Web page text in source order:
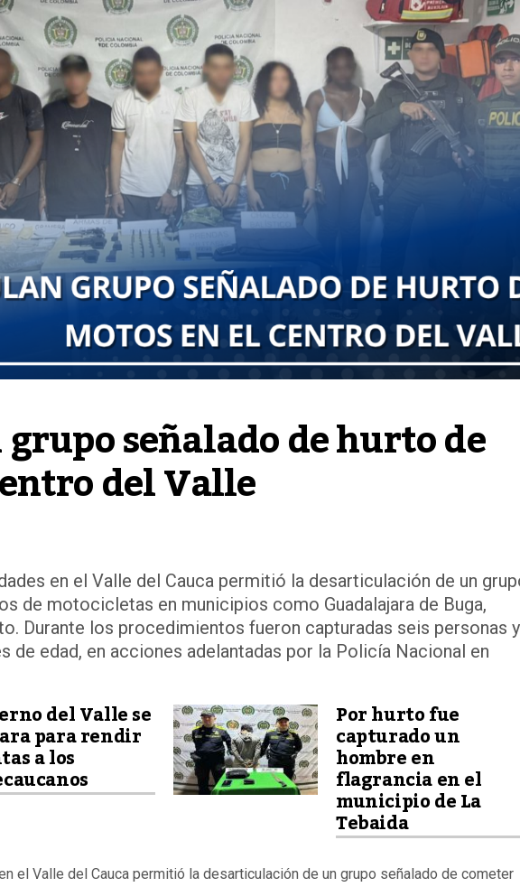
señalado de hurto de
del Valle
en el Valle del Cauca permitió la desarticulación de un
de motocicletas en municipios como Guadalajara de Buga,
Durante los procedimientos fueron capturadas seis personas y
de edad, en acciones adelantadas por la Policía Nacional en
del Valle se
para rendir
a los
Por hurto fue
capturado un
hombre en
flagrancia en el
municipio de La
Tebaida
el Valle del Cauca permitió la desarticulación de un grupo señalado de cometer